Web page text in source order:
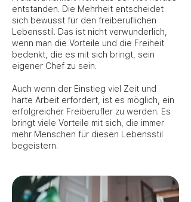
entstanden. Die Mehrheit entscheidet
sich bewusst für den freiberuflichen
Lebensstil. Das ist nicht verwunderlich,
wenn man die Vorteile und die Freiheit
bedenkt, die es mit sich bringt, sein
eigener Chef zu sein.
Auch wenn der Einstieg viel Zeit und
harte Arbeit erfordert, ist es möglich, ein
erfolgreicher Freiberufler zu werden. Es
bringt viele Vorteile mit sich, die immer
mehr Menschen für diesen Lebensstil
begeistern.